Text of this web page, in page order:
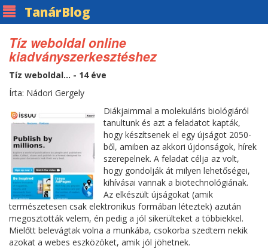
TanárBlog
Tíz weboldal online
kiadványszerkesztéshez
Tíz weboldal... - 14 éve
Írta: Nádori Gergely
Diákjaimmal a molekuláris biológiáról
tanultunk és azt a feladatot kapták,
hogy készítsenek el egy újságot 2050-
ből, amiben az akkori újdonságok, hírek
szerepelnek. A feladat célja az volt,
hogy gondolják át milyen lehetőségei,
kihívásai vannak a biotechnológiának.
Az elkészült újságokat (amik
természetesen csak elektronikus formában léteztek) azután
megosztották velem, én pedig a jól sikerülteket a többiekkel.
Mielőtt belevágtak volna a munkába, csokorba szedtem nekik
azokat a webes eszközöket, amik jól jöhetnek.